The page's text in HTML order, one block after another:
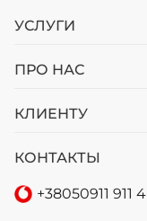
УСЛУГИ
ПРО НАС
КЛИЕНТУ
КОНТАКТЫ
+38050911 911 4